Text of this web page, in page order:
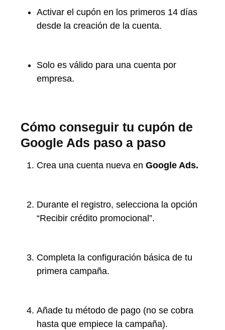
Activar el cupón en los primeros 14 días
desde la creación de la cuenta.
Solo es válido para una cuenta por
empresa.
Cómo conseguir tu cupón de
Google Ads paso a paso
Crea una cuenta nueva en Google Ads.
Durante el registro, selecciona la opción
“Recibir crédito promocional”.
Completa la configuración básica de tu
primera campaña.
Añade tu método de pago (no se cobra
hasta que empiece la campaña).